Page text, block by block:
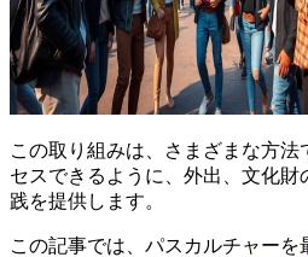
この取り組みは、さまざまな方法
セスできるように、外出、文化
践を提供します。
この記事では、パスカルチャー